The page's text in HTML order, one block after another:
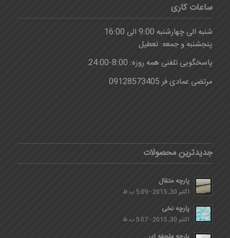
ساعات کاری
شنبه الی چهارشنبه 9:00 الی 16:00
پنجشنبه و جمعه: تعطیل
پاسخگویی تلفنی همه روزه: 8:00-24:00
مرتضی عمادی فر 09128573405
جدیدترین محصولات
پارچه متقال
اکتبر 30, 2015 - 5:09 ب.ظ
پارچه نخی
اکتبر 30, 2015 - 5:07 ب.ظ